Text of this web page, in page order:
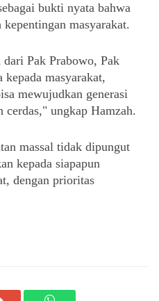
bukti nyata bahwa
masyarakat.
Pak Prabowo, Pak
masyarakat,
mewujudkan generasi
cerdas," ungkap Hamzah.
massal tidak dipungut
kepada siapapun
dengan prioritas